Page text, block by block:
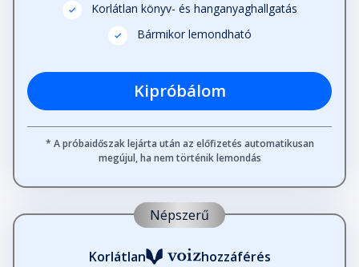
Korlátlan könyv- és hanganyaghallgatás
Bármikor lemondható
Kipróbálom
* A próbaidőszak lejárta után az előfizetés automatikusan
megújul, ha nem történik lemondás
Népszerű
Korlátlan hozzáférés